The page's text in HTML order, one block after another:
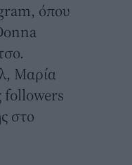
όπου
Μαρία
followers
στο